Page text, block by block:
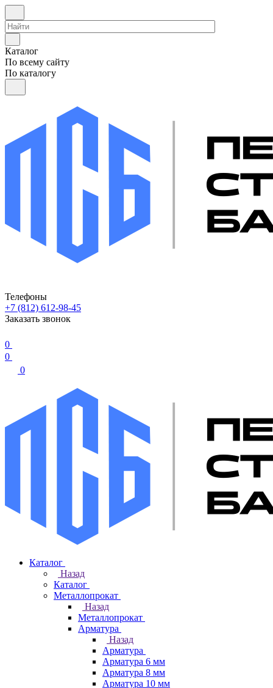
Каталог
По всему сайту
По каталогу
Телефоны
+7 (812) 612-98-45
Заказать звонок
0
0
0
Каталог
Назад
Каталог
Металлопрокат
Назад
Металлопрокат
Арматура
Назад
Арматура
Арматура 6 мм
Арматура 8 мм
Арматура 10 мм